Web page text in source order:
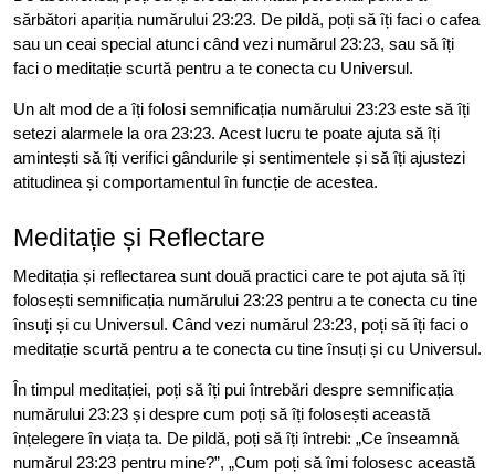
sărbători apariția numărului 23:23. De pildă, poți să îți faci o cafea
sau un ceai special atunci când vezi numărul 23:23, sau să îți
faci o meditație scurtă pentru a te conecta cu Universul.
Un alt mod de a îți folosi semnificația numărului 23:23 este să îți
setezi alarmele la ora 23:23. Acest lucru te poate ajuta să îți
amintești să îți verifici gândurile și sentimentele și să îți ajustezi
atitudinea și comportamentul în funcție de acestea.
Meditație și Reflectare
Meditația și reflectarea sunt două practici care te pot ajuta să îți
folosești semnificația numărului 23:23 pentru a te conecta cu tine
însuți și cu Universul. Când vezi numărul 23:23, poți să îți faci o
meditație scurtă pentru a te conecta cu tine însuți și cu Universul.
În timpul meditației, poți să îți pui întrebări despre semnificația
numărului 23:23 și despre cum poți să îți folosești această
înțelegere în viața ta. De pildă, poți să îți întrebi: „Ce înseamnă
numărul 23:23 pentru mine?”, „Cum poți să îmi folosesc această